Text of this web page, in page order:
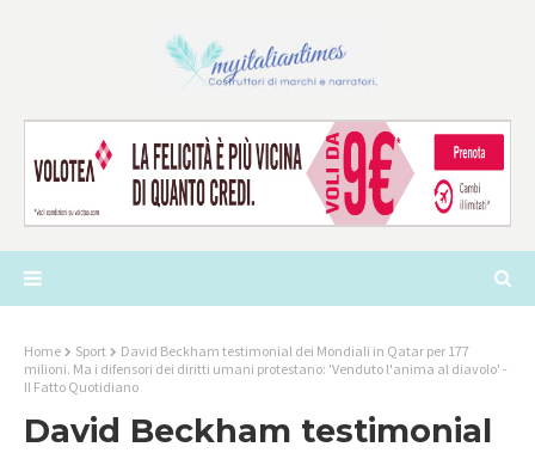
Home Sport
David Beckham testimonial dei Mondiali in Qatar per 177
milioni. Ma i difensori dei diritti umani protestano: 'Venduto l'anima al diavolo' -
Il Fatto Quotidiano
David Beckham testimonial